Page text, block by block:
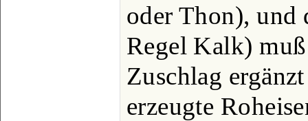
oder Thon), und
Regel Kalk)
Zuschlag
erzeugte